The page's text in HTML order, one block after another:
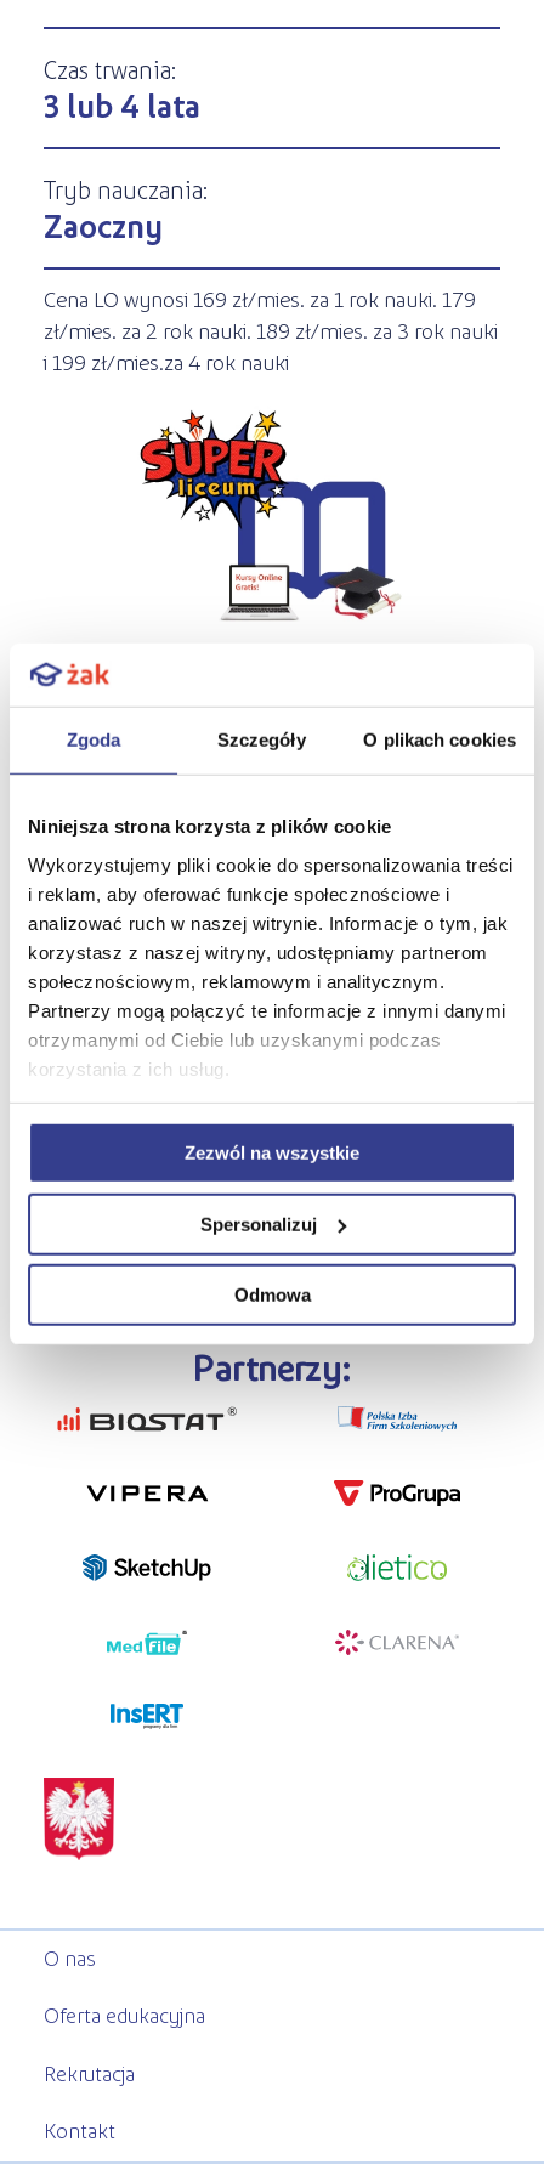
Zgoda Szczegóły O plikach cookies
Niniejsza strona korzysta z plików cookie
Wykorzystujemy pliki cookie do spersonalizowania treści
i reklam, aby oferować funkcje społecznościowe i
analizować ruch w naszej witrynie. Informacje o tym, jak
korzystasz z naszej witryny, udostępniamy partnerom
społecznościowym, reklamowym i analitycznym.
Partnerzy mogą połączyć te informacje z innymi danymi
otrzymanymi od Ciebie lub uzyskanymi podczas
korzystania z ich usług.
Zezwól na wszystkie
Spersonalizuj
Odmowa
Kursy ONLINE
Kursy stacjonarne
s STREFA SŁUCHACZA
Czas trwania:
3 lub 4 lata
Tryb nauczania:
Zaoczny
Cena LO wynosi 169 zł/mies. za 1 rok nauki. 179
zł/mies. za 2 rok nauki. 189 zł/mies. za 3 rok nauki
i 199 zł/mies.za 4 rok nauki
Zapisz się
Zamów rozmowę z doradcą
Dowiedz się więcej
Szczegółowe informacje V
Czego się nauczę? V
Zapisz się
Partnerzy:
programy dla firm
O nas
Oferta edukacyjna
Rekrutacja
Kontakt